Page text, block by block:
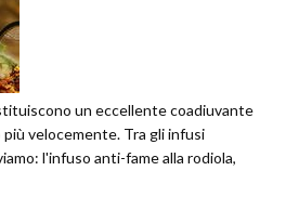
un eccellente coadiuvante
velocemente. Tra gli infusi
l'infuso anti-fame alla rodiola,